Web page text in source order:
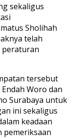
sekaligus
Sholihah
telah
peraturan
tersebut
Woro dan
Surabaya untuk
ini sekaligus
keadaan
pemeriksaan